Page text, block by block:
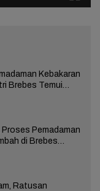
Kebakaran
Brebes Temui
Pemadaman
di Brebes
Ratusan